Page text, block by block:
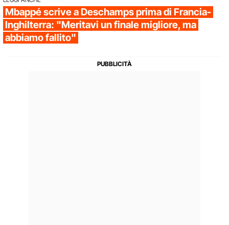
Mbappé scrive a Deschamps prima di Francia-
Inghilterra: "Meritavi un finale migliore, ma
abbiamo fallito"